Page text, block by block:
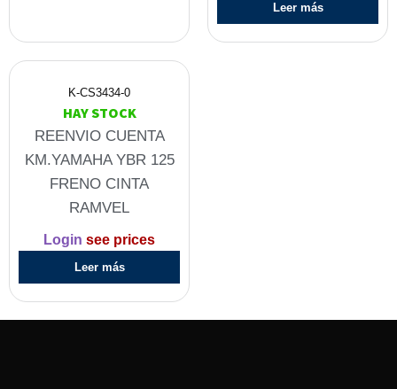
Leer más
K-CS3434-0
HAY STOCK
REENVIO CUENTA
KM.YAMAHA YBR 125
FRENO CINTA
RAMVEL
Login see prices
Leer más